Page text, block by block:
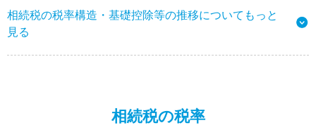
相続税の税率構造・基礎控除等の推移についてもっと
見る
相続税の税率